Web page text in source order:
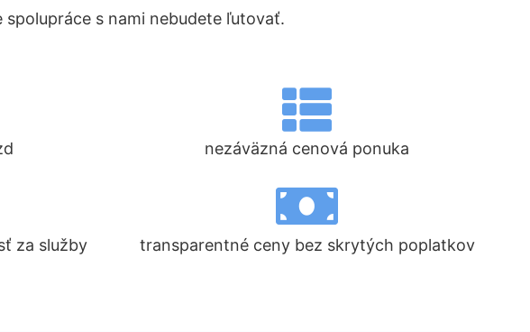
s nami nebudete ľutovať.
nezáväzná cenová ponuka
za služby transparentné ceny bez skrytých poplatkov